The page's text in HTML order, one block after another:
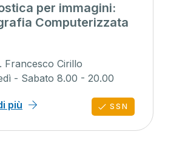
per immagini:
Computerizzata
Francesco Cirillo
- Sabato 8.00 - 20.00
più SSN